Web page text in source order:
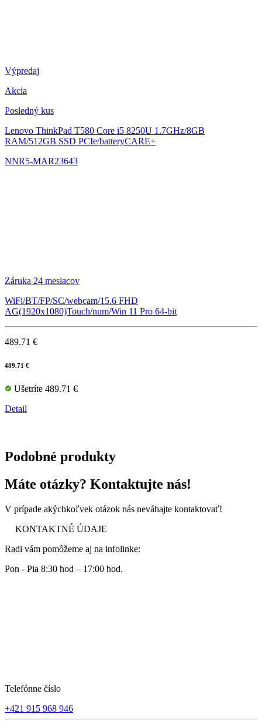
Výpredaj
Akcia
Posledný kus
Lenovo ThinkPad T580 Core i5 8250U 1.7GHz/8GB
RAM/512GB SSD PCIe/batteryCARE+
NNR5-MAR23643
Záruka 24 mesiacov
WiFi/BT/FP/SC/webcam/15.6 FHD
AG(1920x1080)Touch/num/Win 11 Pro 64-bit
489.71 €
489.71 €
Ušetríte 489.71 €
Detail
Podobné produkty
Máte otázky? Kontaktujte nás!
V prípade akýchkoľvek otázok nás neváhajte kontaktovať!
KONTAKTNÉ ÚDAJE
Radi vám pomôžeme aj na infolinke:
Pon - Pia 8:30 hod – 17:00 hod.
Telefónne číslo
+421 915 968 946